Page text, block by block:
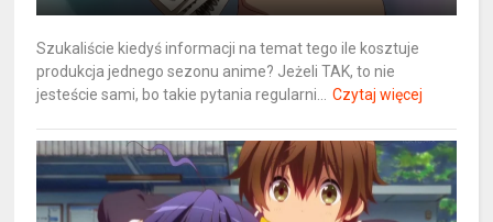
Szukaliście kiedyś informacji na temat tego ile kosztuje
produkcja jednego sezonu anime? Jeżeli TAK, to nie
jesteście sami, bo takie pytania regularni...
Czytaj więcej